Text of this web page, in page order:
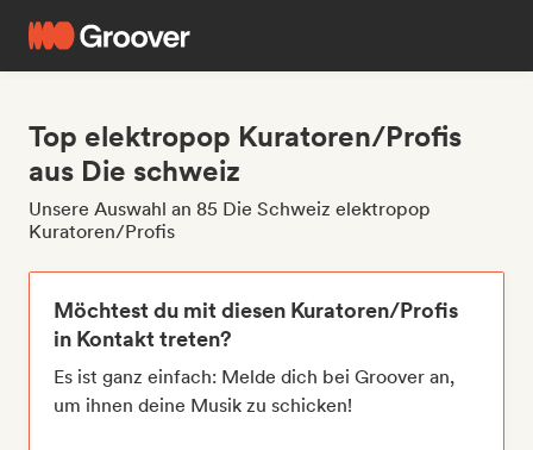
Top elektropop Kuratoren/Profis
aus Die schweiz
Unsere Auswahl an 85 Die Schweiz elektropop
Kuratoren/Profis
Möchtest du mit diesen Kuratoren/Profis
in Kontakt treten?
Es ist ganz einfach: Melde dich bei Groover an,
um ihnen deine Musik zu schicken!